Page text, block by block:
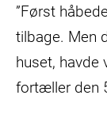
”Først
tilbage. Men
huset, havde
fortæller den